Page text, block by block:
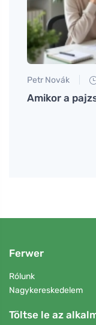
Petr Novák
Amikor a
Ferwer
Rólunk
Nagykereskedelem
Töltse le az